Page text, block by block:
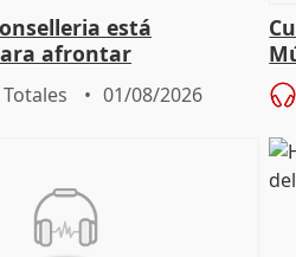
está
afrontar
todos los escenarios"
01/08/2026